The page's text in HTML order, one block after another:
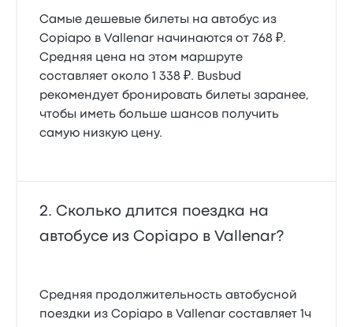
Самые дешевые билеты на автобус из
Copiapo в Vallenar начинаются от 768 ₽.
Средняя цена на этом маршруте
составляет около 1 338 ₽. Busbud
рекомендует бронировать билеты заранее,
чтобы иметь больше шансов получить
самую низкую цену.
Сколько длится поездка на
автобусе из Copiapo в Vallenar?
Средняя продолжительность автобусной
поездки из Copiapo в Vallenar составляет 1ч